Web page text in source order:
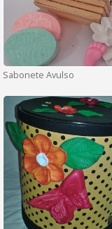
Sabonete Avulso